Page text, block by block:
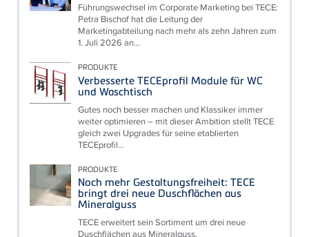
Führungswechsel im Corporate Marketing bei TECE:
Petra Bischof hat die Leitung der
Marketingabteilung nach mehr als zehn Jahren zum
1. Juli 2026 an...
PRODUKTE
Verbesserte TECEprofil Module für WC
und Waschtisch
Gutes noch besser machen und Klassiker immer
weiter optimieren – mit dieser Ambition stellt TECE
gleich zwei Upgrades für seine etablierten
TECEprofil...
PRODUKTE
Noch mehr Gestaltungsfreiheit: TECE
bringt drei neue Duschflächen aus
Mineralguss
TECE erweitert sein Sortiment um drei neue
Duschflächen aus Mineralguss.